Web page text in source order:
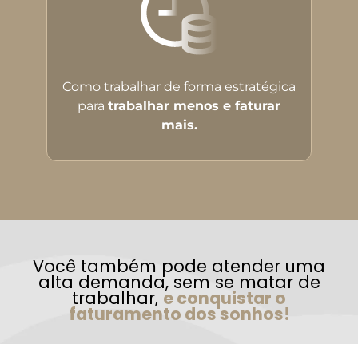
Como trabalhar de forma estratégica
para trabalhar menos e faturar
mais.
Você também pode atender uma
alta demanda, sem se matar de
trabalhar, e conquistar o
faturamento dos sonhos!